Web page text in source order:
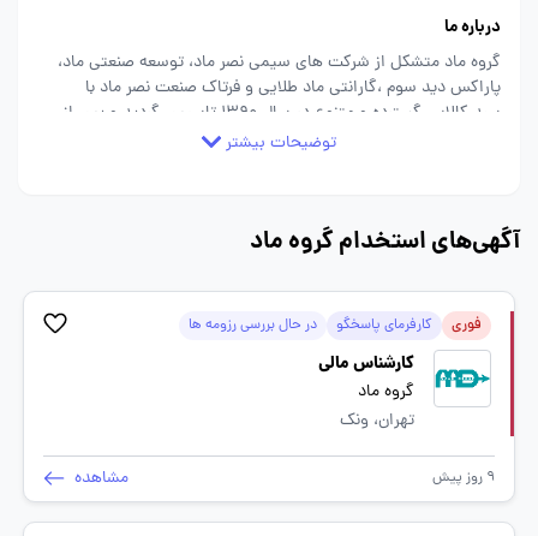
درباره ما
گروه ماد متشکل از شرکت های سیمی نصر ماد، توسعه صنعتی ماد،
پاراکس دید سوم ،گارانتی ماد طلایی و فرتاک صنعت نصر ماد با
سبد کالایی گسترده و متنوع در سال 1390 تاسیس گردید و پس از
یک دهه فعالیت، امروزه به عنوان یکی از بزرگ ترین مراکز تامین و
تجهیزات تخصصی نظارتی و حفاظتی در صنعت الکترونیک - حفاظتی
توضیحات بیشتر
آگهی‌های استخدام گروه ماد
فوری کارفرمای پاسخگو در حال بررسی رزومه ها
کارشناس مالی
گروه ماد
تهران، ونک
9 روز پیش مشاهده